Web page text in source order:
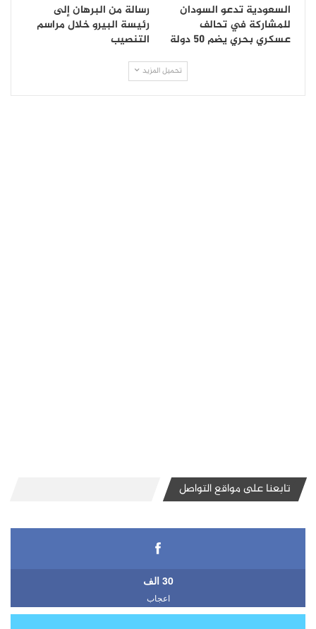
السعودية تدعو السودان
للمشاركة في تحالف
عسكري بحري يضم 50 دولة
رسالة من البرهان إلى
رئيسة البيرو خلال مراسم
التنصيب
تحميل المزيد
تابعنا على مواقع التواصل
30 الف
اعجاب